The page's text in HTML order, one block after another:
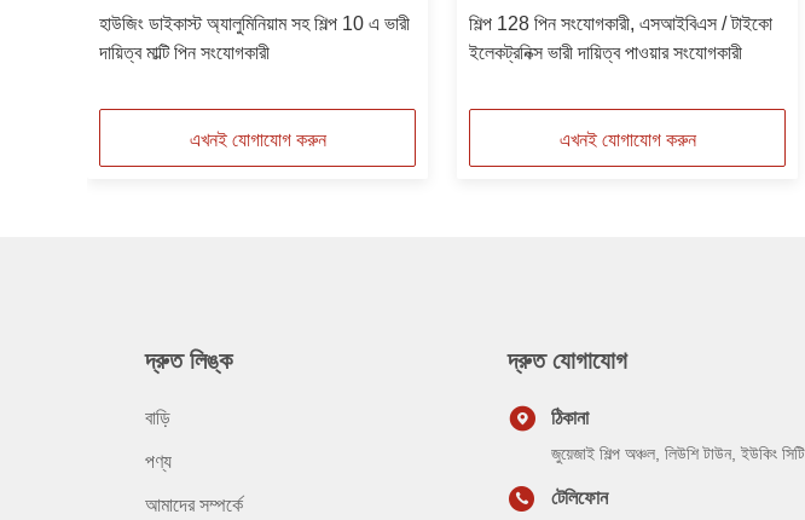
হাউজিং ডাইকাস্ট অ্যালুমিনিয়াম সহ শিল্প 10 এ ভারী
দায়িত্ব মাল্টি পিন সংযোগকারী
এখনই যোগাযোগ করুন
শিল্প 128 পিন সংযোগকারী, এসআইবিএস / টাইকো
ইলেকট্রনিক্স ভারী দায়িত্ব পাওয়ার সংযোগকারী
এখনই যোগাযোগ করুন
দ্রুত লিঙ্ক
বাড়ি
পণ্য
আমাদের সম্পর্কে
দ্রুত যোগাযোগ
ঠিকানা
জুয়েজাই শিল্প অঞ্চল, লিউশি টাউন, ইউকিং
টেলিফোন